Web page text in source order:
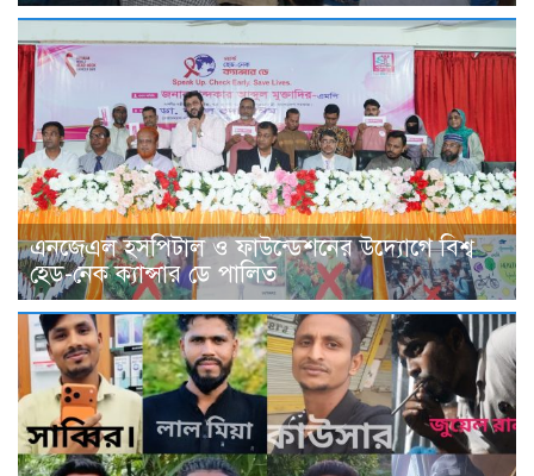
এনজেএল হসপিটাল ও ফাউন্ডেশনের উদ্যোগে বিশ্ব
হেড-নেক ক্যান্সার ডে পালিত